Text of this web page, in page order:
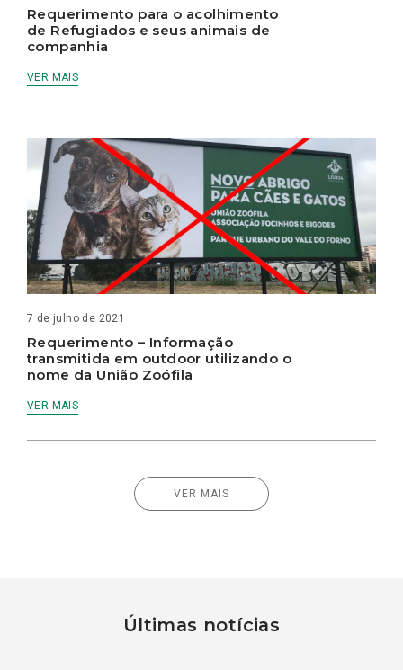
Requerimento para o acolhimento
de Refugiados e seus animais de
companhia
VER MAIS
7 de julho de 2021
Requerimento – Informação
transmitida em outdoor utilizando o
nome da União Zoófila
VER MAIS
VER MAIS
Últimas notícias